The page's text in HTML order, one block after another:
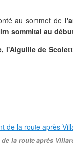
au sommet de
sommital au
l'Aiguille de
de la route après